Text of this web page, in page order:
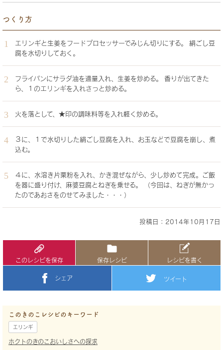
つくり方
エリンギと生姜をフードプロセッサーでみじん切りにする。 絹ごし豆
腐を水切りしておく。
フライパンにサラダ油を適量入れ、生姜を炒める。 香りが出てきた
ら、１のエリンギを入れさっと炒める。
火を落として、★印の調味料等を入れ軽く炒める。
３に、１で水切りした絹ごし豆腐を入れ、お玉などで豆腐を崩し、煮
込む。
４に、水溶き片栗粉を入れ、かき混ぜながら、少し炒めて完成。ご飯
を器に盛り付け、麻婆豆腐とねぎを乗せる。 （今回は、ねぎが無かっ
たのであおさをのせてみました・・・）
投稿日：2014年10月17日
このレシピを保存 保存レシピ レシピを書く
シェア ツイート
このきのこレシピのキーワード
エリンギ
ホクトのきのこおいしさへの探求